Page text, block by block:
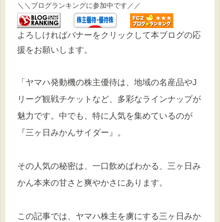
＼＼ブログランキングに参加中です／／
よろしければバナーをクリックして本ブログの応
援をお願いします。
「ヤマハ発動機の株主優待は、地域の名産品やJ
リーグ観戦チケットなど、多彩なラインナップが
魅力です。中でも、特に人気を集めているのが
『三ヶ日みかんサイダー』。
その人気の秘密は、一口飲めばわかる、三ヶ日み
かん本来の甘さと爽やかさにあります。
この記事では、ヤマハ株主を虜にする三ヶ日みか